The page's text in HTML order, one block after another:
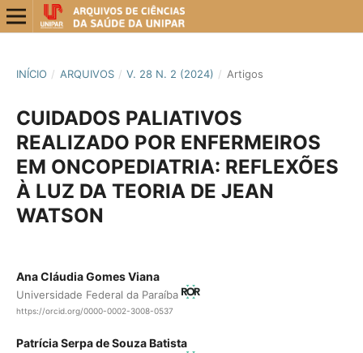
INÍCIO / ARQUIVOS / V. 28 N. 2 (2024) / Artigos
CUIDADOS PALIATIVOS
REALIZADO POR ENFERMEIROS
EM ONCOPEDIATRIA: REFLEXÕES
À LUZ DA TEORIA DE JEAN
WATSON
Ana Cláudia Gomes Viana
Universidade Federal da Paraíba
https://orcid.org/0000-0002-3008-0537
Patrícia Serpa de Souza Batista